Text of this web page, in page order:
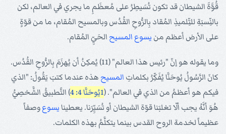
قُوَّةَ الشيطان قد تكون تُسَيطِرُ على مُعظَمِ ما يجري في العالم، لكن
بالنِّسبَةِ للتِّلميذِ المُقاد بِالرُّوحِ القُدُس وبالمسيح المُقام، ما من قوّةٍ
على الأرض أعظم من يسوع المسيح الحَيِّ المُقام.
وما يقوله هو إنّ "رئيس هذا العالم" (11) يُمكِنُ أن يُهزَمَ بِالرُّوحِ القُدُس.
كانَ الرَّسُولُ يُوحَنَّا يُفَكِّرُ بكلماتِ المسيح هذه عندما كتبَ يَقُولُ: "الذي
فيكم هو أعظمُ من الذي في العالم". (1يُوحَنَّا 4: 4
) التَّطبيقُ الشَّخصِيُّ
هُوَ أنَّهُ يجب ألّا تغلبَنا قوّة الشيطان أو تُسَيِّرَنا. يعطينايسوعوصفاً
عظيماً لخدمة الروح القدس بينما يتكلَّمُ بهذه الكلمات.